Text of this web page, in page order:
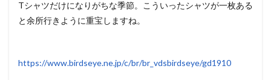
Tシャツだけになりがちな季節。こういったシャツが一枚ある
と余所行きように重宝しますね。
https://www.birdseye.ne.jp/c/br/br_vdsbirdseye/gd1910